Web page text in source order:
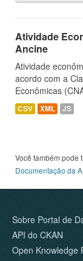
Atividade
Ancine
Atividade
acordo com a
Econômicas
CSV XML JS
Você também pode
Documentação da
Sobre Portal de
API do CKAN
Open Knowledge